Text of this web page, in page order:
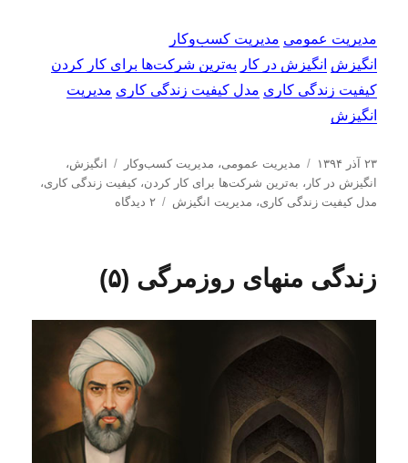
مدیریت عمومی مدیریت کسب‌و‌کار
انگیزش انگیزش در کار به‌ترین شرکت‌ها برای کار کردن
کیفیت زندگی کاری مدل کیفیت زندگی کاری مدیریت
انگیزش
ا
ر
س
د
۲۳ آذر ۱۳۹۴
د
س
ت
مدیریت عمومی، مدیریت كسب‌و‌كار
ب
ر
ا
انگیزش،
انگیزش در کار ، به‌ترین شرکت‌ها برای کار کردن،کیفیت زندگی کاری،
مدل کیفیت زندگی کاری، مدیریت انگیزش ۲ دیدگاه
م
ل
ه‌
ی
ه
ف
ت
ه
زندگی منهای روزمرگی (۵)